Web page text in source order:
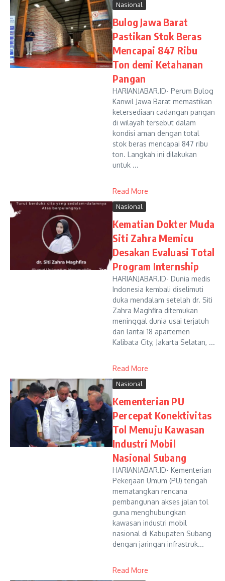
Nasional
Bulog Jawa Barat
Pastikan Stok Beras
Mencapai 847 Ribu
Ton demi Ketahanan
Pangan
HARIANJABAR.ID- Perum Bulog
Kanwil Jawa Barat memastikan
ketersediaan cadangan pangan
di wilayah tersebut dalam
kondisi aman dengan total
stok beras mencapai 847 ribu
ton. Langkah ini dilakukan
untuk ...
Read More
Nasional
Kematian Dokter Muda
Siti Zahra Memicu
Desakan Evaluasi Total
Program Internship
HARIANJABAR.ID- Dunia medis
Indonesia kembali diselimuti
duka mendalam setelah dr. Siti
Zahra Maghfira ditemukan
meninggal dunia usai terjatuh
dari lantai 18 apartemen
Kalibata City, Jakarta Selatan, ...
Read More
Nasional
Kementerian PU
Percepat Konektivitas
Tol Menuju Kawasan
Industri Mobil
Nasional Subang
HARIANJABAR.ID- Kementerian
Pekerjaan Umum (PU) tengah
mematangkan rencana
pembangunan akses jalan tol
guna menghubungkan
kawasan industri mobil
nasional di Kabupaten Subang
dengan jaringan infrastruk...
Read More